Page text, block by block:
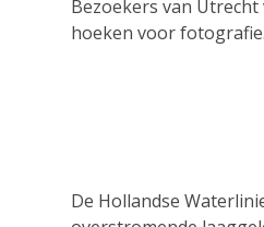
Bezoekers van
hoeken voor fotografie.
De Hollandse